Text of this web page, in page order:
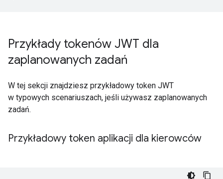
Przykłady tokenów JWT dla
zaplanowanych zadań
W tej sekcji znajdziesz przykładowy token JWT
w typowych scenariuszach, jeśli używasz zaplanowanych
zadań.
Przykładowy token aplikacji dla kierowców